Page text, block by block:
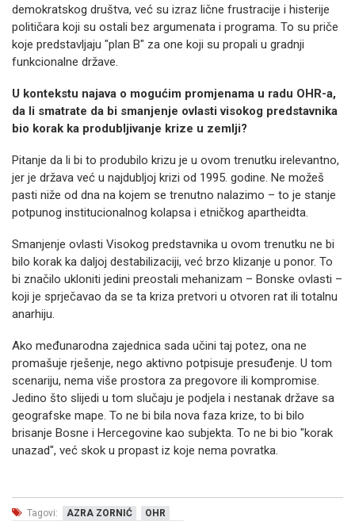
demokratskog društva, već su izraz lične frustracije i histerije
političara koji su ostali bez argumenata i programa. To su priče
koje predstavljaju "plan B" za one koji su propali u gradnji
funkcionalne države.
U kontekstu najava o mogućim promjenama u radu OHR-a,
da li smatrate da bi smanjenje ovlasti visokog predstavnika
bio korak ka produbljivanje krize u zemlji?
Pitanje da li bi to produbilo krizu je u ovom trenutku irelevantno,
jer je država već u najdubljoj krizi od 1995. godine. Ne možeš
pasti niže od dna na kojem se trenutno nalazimo – to je stanje
potpunog institucionalnog kolapsa i etničkog apartheidta.
Smanjenje ovlasti Visokog predstavnika u ovom trenutku ne bi
bilo korak ka daljoj destabilizaciji, već brzo klizanje u ponor. To
bi značilo ukloniti jedini preostali mehanizam – Bonske ovlasti –
koji je sprječavao da se ta kriza pretvori u otvoren rat ili totalnu
anarhiju.
Ako međunarodna zajednica sada učini taj potez, ona ne
promašuje rješenje, nego aktivno potpisuje presuđenje. U tom
scenariju, nema više prostora za pregovore ili kompromise.
Jedino što slijedi u tom slučaju je podjela i nestanak države sa
geografske mape. To ne bi bila nova faza krize, to bi bilo
brisanje Bosne i Hercegovine kao subjekta. To ne bi bio "korak
unazad", već skok u propast iz koje nema povratka.
Tagovi: AZRA ZORNIĆ OHR